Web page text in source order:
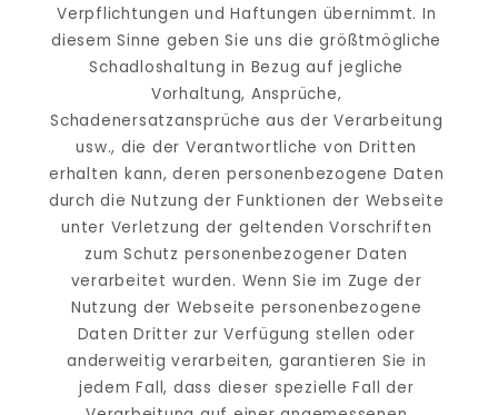
Verpflichtungen und Haftungen übernimmt. In
diesem Sinne geben Sie uns die größtmögliche
Schadloshaltung in Bezug auf jegliche
Vorhaltung, Ansprüche,
Schadenersatzansprüche aus der Verarbeitung
usw., die der Verantwortliche von Dritten
erhalten kann, deren personenbezogene Daten
durch die Nutzung der Funktionen der Webseite
unter Verletzung der geltenden Vorschriften
zum Schutz personenbezogener Daten
verarbeitet wurden. Wenn Sie im Zuge der
Nutzung der Webseite personenbezogene
Daten Dritter zur Verfügung stellen oder
anderweitig verarbeiten, garantieren Sie in
jedem Fall, dass dieser spezielle Fall der